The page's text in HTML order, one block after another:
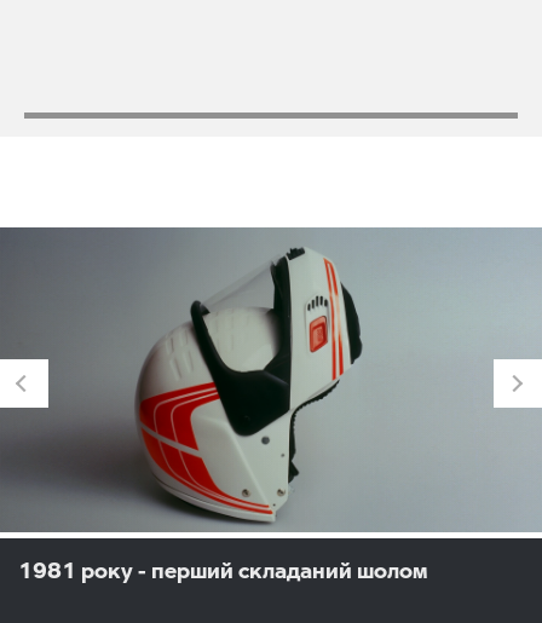
1981 року - перший складаний шолом